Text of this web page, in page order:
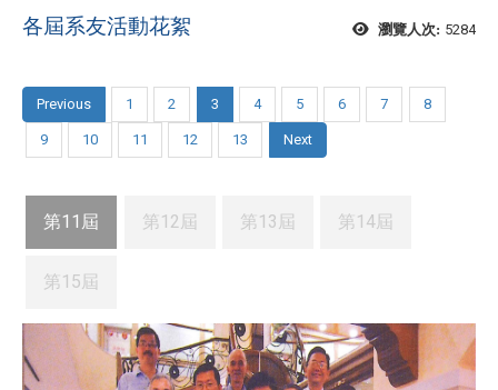
瀏覽人次: 5284
各屆系友活動花絮
Previous 1 2 3 4 5 6 7 8
9 10 11 12 13 Next
第11屆 第12屆 第13屆 第14屆
第15屆